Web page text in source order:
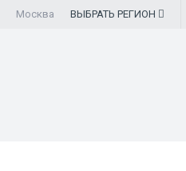
Москва ВЫБРАТЬ РЕГИОН